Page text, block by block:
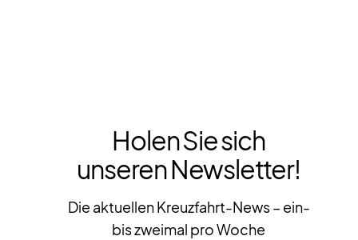
Holen Sie sich
unseren Newsletter!
Die aktuellen Kreuzfahrt-News – ein-
bis zweimal pro Woche